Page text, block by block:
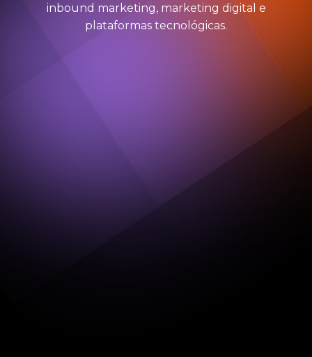
inbound marketing, marketing digital e
plataformas tecnológicas.